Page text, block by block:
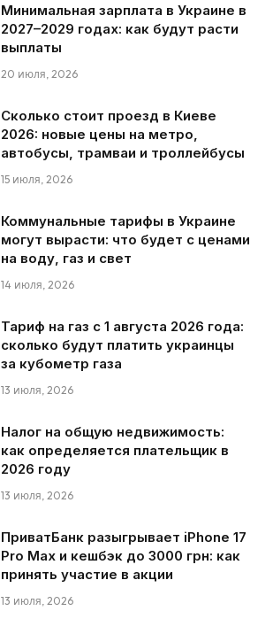
Минимальная зарплата в Украине в
2027–2029 годах: как будут расти
выплаты
20 июля, 2026
Сколько стоит проезд в Киеве
2026: новые цены на метро,
автобусы, трамваи и троллейбусы
15 июля, 2026
Коммунальные тарифы в Украине
могут вырасти: что будет с ценами
на воду, газ и свет
14 июля, 2026
Тариф на газ с 1 августа 2026 года:
сколько будут платить украинцы
за кубометр газа
13 июля, 2026
Налог на общую недвижимость:
как определяется плательщик в
2026 году
13 июля, 2026
ПриватБанк разыгрывает iPhone 17
Pro Max и кешбэк до 3000 грн: как
принять участие в акции
13 июля, 2026